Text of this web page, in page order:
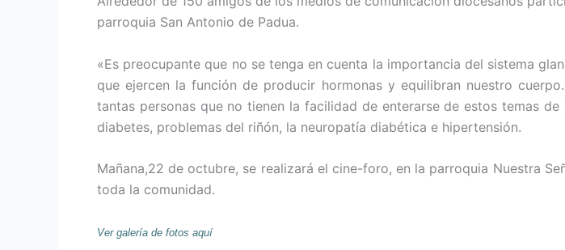
parroquia San Antonio de Padua.
«Es preocupante que no se tenga en cuenta la importancia del sistema
que ejercen la función de producir hormonas y equilibran nuestro
tantas personas que no tienen la facilidad de enterarse de estos temas
diabetes, problemas del riñón, la neuropatía diabética e hipertensión.
Mañana,22 de octubre, se realizará el cine-foro, en la parroquia Nuestra
toda la comunidad.
Ver galería de fotos aquí